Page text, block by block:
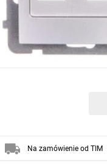
Na zamówienie od TIM